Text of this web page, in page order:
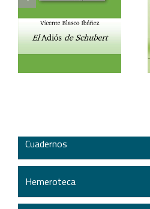
Vicente Blasco Ibáñez,
Hugo de Moncada
Cuadernos
Hemeroteca